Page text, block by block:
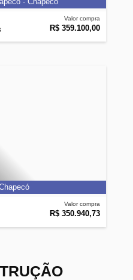
Valor compra
R$ 359.100,00
Valor compra
R$ 350.940,73